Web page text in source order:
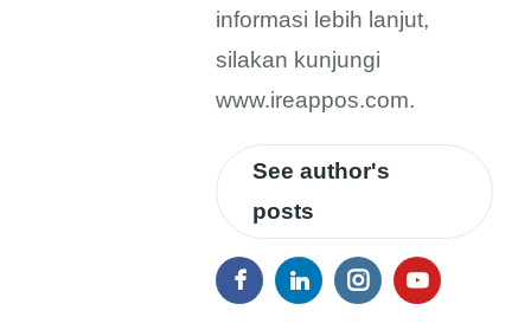
informasi lebih lanjut,
silakan kunjungi
www.ireappos.com.
See author's
posts